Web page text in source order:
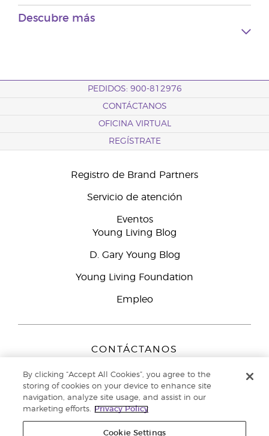
Descubre más
PEDIDOS: 900-812976
CONTÁCTANOS
OFICINA VIRTUAL
REGÍSTRATE
Registro de Brand Partners
Servicio de atención
Eventos
Young Living Blog
D. Gary Young Blog
Young Living Foundation
Empleo
CONTÁCTANOS
Peizerweg 97
9727 AJ Groningen
Netherlands
Servicio de atención:900-812976
By clicking “Accept All Cookies”, you agree to the
storing of cookies on your device to enhance site
navigation, analyze site usage, and assist in our
marketing efforts.
Privacy Policy
Cookie Settings